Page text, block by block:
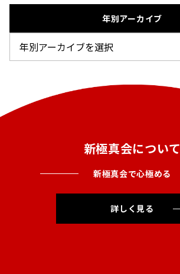
年別アーカイブ
新極真会について
新極真会で心極める
詳しく見る